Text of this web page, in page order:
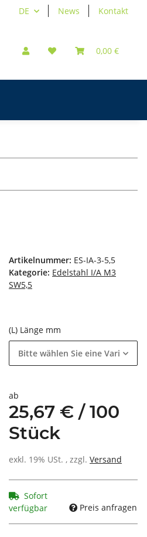
DE News Kontakt
0,00 €
Artikelnummer: ES-IA-3-5,5
Kategorie: Edelstahl I/A M3
SW5,5
(L) Länge mm
Bitte wählen Sie eine Variation.
ab
25,67 € / 100
Stück
exkl. 19% USt. , zzgl. Versand
Sofort
verfügbar
Preis anfragen